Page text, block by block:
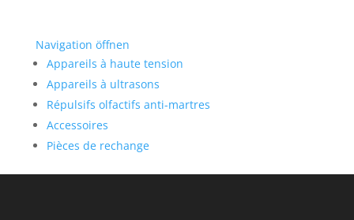
Navigation öffnen
Appareils à haute tension
Appareils à ultrasons
Répulsifs olfactifs anti-martres
Accessoires
Pièces de rechange